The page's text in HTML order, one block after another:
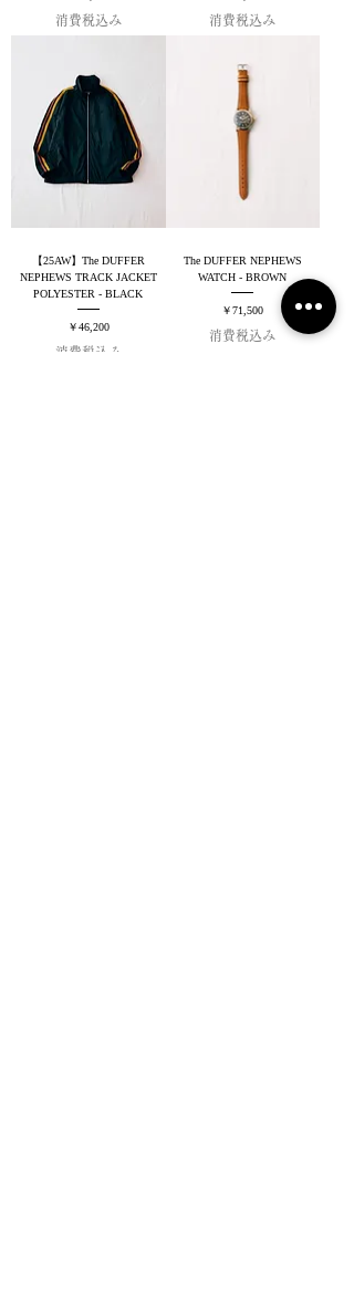
消費税込み 消費税込み
【25AW】The DUFFER
NEPHEWS TRACK JACKET
POLYESTER - BLACK
価格
￥46,200
消費税込み
The DUFFER NEPHEWS
WATCH - BROWN
価格
￥71,500
消費税込み